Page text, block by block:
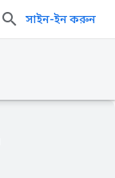
সাইন-ইন করুন